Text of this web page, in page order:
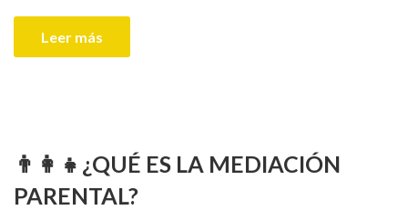
Leer más
👨‍👩‍👧¿QUÉ ES LA MEDIACIÓN
PARENTAL?